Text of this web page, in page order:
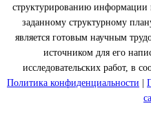
структурированию информации
заданному структурному
является готовым научным
источником для его
исследовательских работ, в
Политика конфиденциальности